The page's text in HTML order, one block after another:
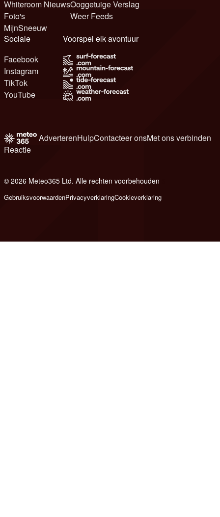
Whiteroom Nieuws
Foto's
MijnSneeuw
Ooggetuige Verslag
Weer Feeds
Sociale
Facebook
Instagram
TikTok
YouTube
Voorspel elk avontuur
AdverterenHulpContacteer onsMet ons verbinden
Reactie
© 2026 Meteo365 Ltd. Alle rechten voorbehouden
GebruiksvoorwaardenPrivacyverklaringCookieverklaring